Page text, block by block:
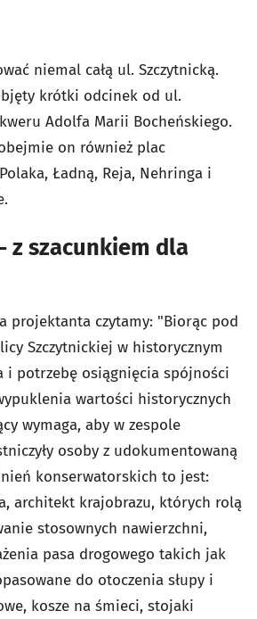
niemal całą ul. Szczytnicką.
krótki odcinek od ul.
Adolfa Marii Bocheńskiego.
on również plac
Ładną, Reja, Nehringa i
z szacunkiem dla
projektanta czytamy: "Biorąc pod
Szczytnickiej w historycznym
i potrzebę osiągnięcia spójności
wartości historycznych
wymaga, aby w zespole
osoby z udokumentowaną
konserwatorskich to jest:
architekt krajobrazu, których rolą
stosownych nawierzchni,
pasa drogowego takich jak
do otoczenia słupy i
kosze na śmieci, stojaki